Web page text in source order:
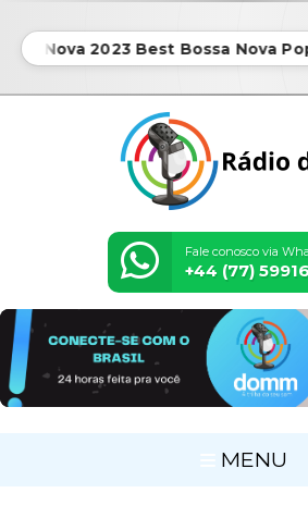
Nova 2023 Best Bossa Nova
Fale conosco via
+44 (77)
MENU